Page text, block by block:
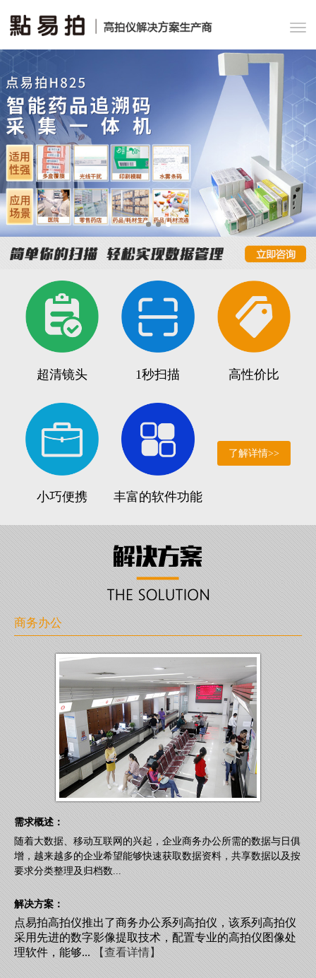
超清镜头 1秒扫描 高性价比
小巧便携 丰富的软件功能
了解详情>>
商务办公
需求概述：
随着大数据、移动互联网的兴起，企业商务办公所需的数据与日俱
增，越来越多的企业希望能够快速获取数据资料，共享数据以及按
要求分类整理及归档数...
解决方案：
点易拍高拍仪推出了商务办公系列高拍仪，该系列高拍仪
采用先进的数字影像提取技术，配置专业的高拍仪图像处
理软件，能够...【查看详情】